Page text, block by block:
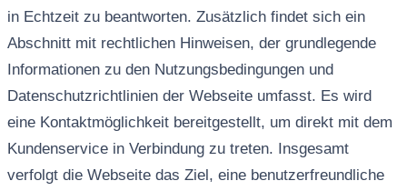
in Echtzeit zu beantworten. Zusätzlich findet sich ein
Abschnitt mit rechtlichen Hinweisen, der grundlegende
Informationen zu den Nutzungsbedingungen und
Datenschutzrichtlinien der Webseite umfasst. Es wird
eine Kontaktmöglichkeit bereitgestellt, um direkt mit dem
Kundenservice in Verbindung zu treten. Insgesamt
verfolgt die Webseite das Ziel, eine benutzerfreundliche